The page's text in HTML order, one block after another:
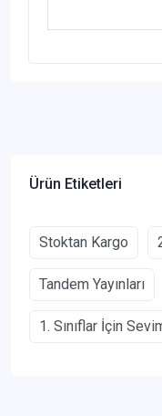
Ürün Etiketleri
Stoktan Kargo
Tandem Yayınları
1. Sınıflar İçin